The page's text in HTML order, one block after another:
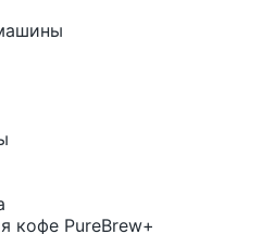
кофе PureBrew+